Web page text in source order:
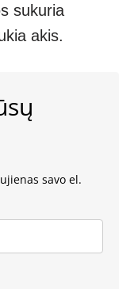
sukuria
akis.
savo el.